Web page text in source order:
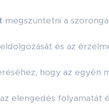
megszüntetni a
és az
hogy az
elengedés folyamatát